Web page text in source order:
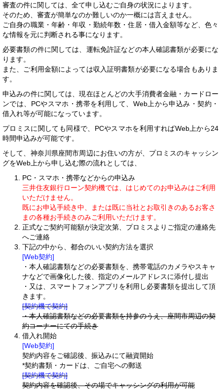
審査の件に関しては、全て申し込むご自身の状況によります。
そのため、審査が簡単なのか難しいのか一概には言えません。
ご自身の職業・年齢・年収・勤続年数・住居・借入金額等など、色々
な情報を元に判断される事になります。
必要書類の件に関しては、運転免許証などの本人確認書類が必要にな
ります。
また、ご利用金額によっては収入証明書類が必要になる場合もありま
す。
申込みの件に関しては、現在ほとんどの大手消費者金融・カードロー
ンでは、PCやスマホ・携帯を利用して、Web上から申込み・契約・
借入れ等が可能になっています。
プロミスに関しても同様で、PCやスマホを利用すればWeb上から24
時間申込みが可能です。
そして、神奈川県座間市周辺にお住いの方が、プロミスのキャッシン
グをWeb上から申し込む際の流れとしては、
PC・スマホ・携帯などからの申込み
三井住友銀行ローン契約機では、はじめてのお申込みはご利用
いただけません。
既にお申込手続き中、または既に当社とお取引きのあるお客さ
まの各種お手続きのみご利用いただけます。
正式なご契約可能額が決定次第、プロミスよりご指定の連絡先
へご連絡
下記の中から、都合のいい契約方法を選択
[Web契約]
・本人確認書類などの必要書類を、携帯電話のカメラやスキャ
ナなどで画像化した後、指定のメールアドレスに添付し提出
・又は、スマートフォンアプリを利用し必要書類を提出して頂
きます。
[契約機で契約]
・本人確認書類などの必要書類を持参のうえ、座間市周辺の契
約コーナーにての手続き
借入れ開始
[Web契約]
契約内容をご確認後、振込みにて融資開始
*契約書類・カードは、ご自宅への郵送
[契約機で契約]
契約内容を確認後、その場でキャッシングの利用が可能